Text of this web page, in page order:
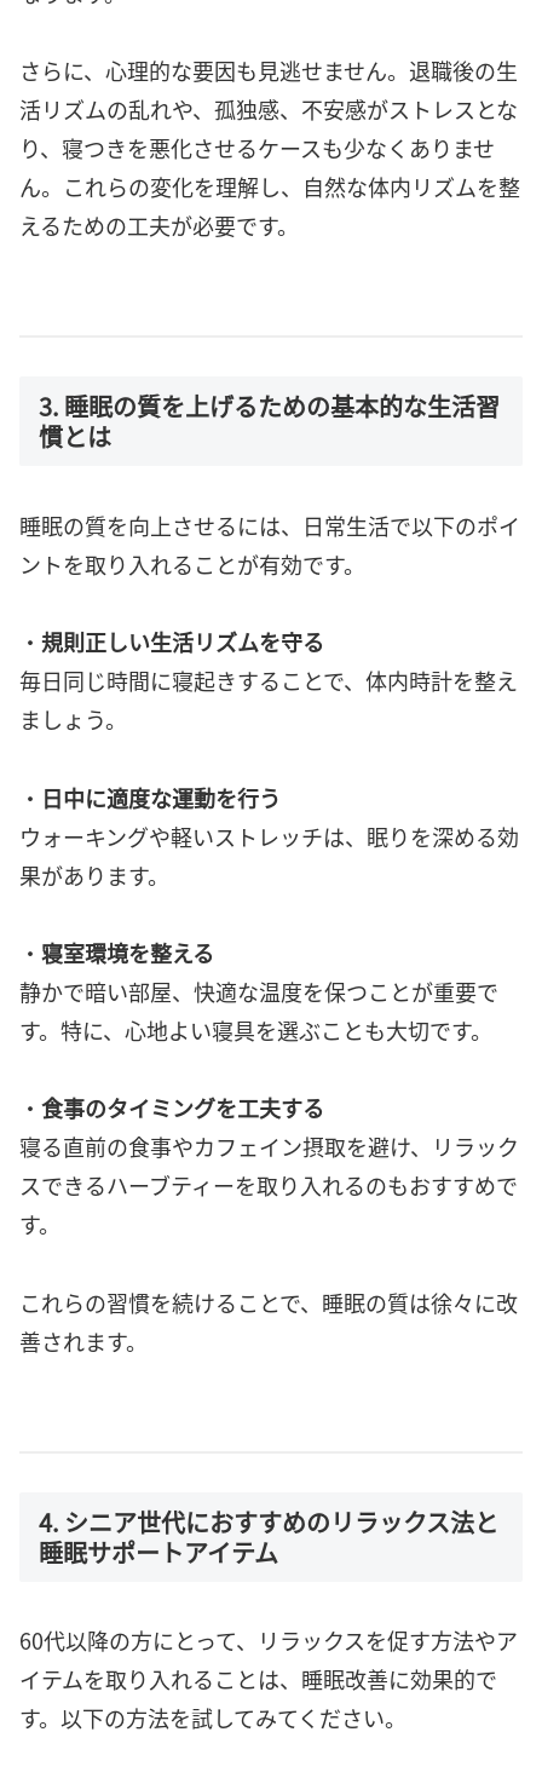
さらに、心理的な要因も見逃せません。退職後の生
活リズムの乱れや、孤独感、不安感がストレスとな
り、寝つきを悪化させるケースも少なくありませ
ん。これらの変化を理解し、自然な体内リズムを整
えるための工夫が必要です。
3. 睡眠の質を上げるための基本的な生活習
慣とは
睡眠の質を向上させるには、日常生活で以下のポイ
ントを取り入れることが有効です。
・ 規則正しい生活リズムを守る
毎日同じ時間に寝起きすることで、体内時計を整え
ましょう。
・ 日中に適度な運動を行う
ウォーキングや軽いストレッチは、眠りを深める効
果があります。
・ 寝室環境を整える
静かで暗い部屋、快適な温度を保つことが重要で
す。特に、心地よい寝具を選ぶことも大切です。
・ 食事のタイミングを工夫する
寝る直前の食事やカフェイン摂取を避け、リラック
スできるハーブティーを取り入れるのもおすすめで
す。
これらの習慣を続けることで、睡眠の質は徐々に改
善されます。
4. シニア世代におすすめのリラックス法と
睡眠サポートアイテム
60代以降の方にとって、リラックスを促す方法やア
イテムを取り入れることは、睡眠改善に効果的で
す。以下の方法を試してみてください。